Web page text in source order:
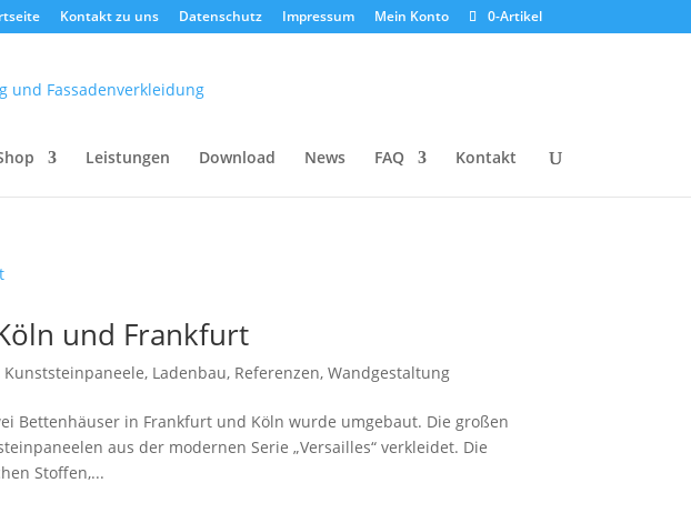
Kontakt zu uns Datenschutz Impressum Mein Konto 0-Artikel
Leistungen Download News FAQ Kontakt
und Frankfurt
Kunststeinpaneele, Ladenbau, Referenzen, Wandgestaltung
Bettenhäuser in Frankfurt und Köln wurde umgebaut. Die großen
aus der modernen Serie „Versailles“ verkleidet. Die
Stoffen,...